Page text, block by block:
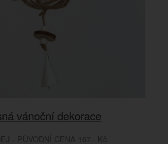
vánoční dekorace
- PŮVODNÍ CENA 167.- Kč